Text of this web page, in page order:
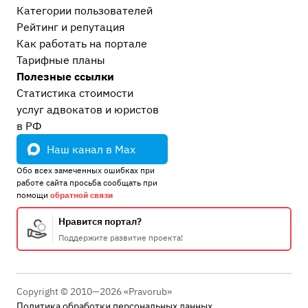
Должностные преступления (коррупция)
Моральный вред, авторское право, реабилитация
Реабилитация жертв незаконного уголовного
преследования
Моральный вред и деловая репутация
Авторское право и интеллектуальная
собственность 1
Административные дела
Прочие административные дела
ГИБДД, ПДД, ДТП 3
Процессуальные вопросы и документы
Уголовный процесс
Гражданский и арбитражный процесс
Административный процесс 1
Исполнение приговора и УДО
Категории пользователей
Рейтинг и репутация
Как работать на портале
Тарифные планы
Полезные ссылки
Статистика стоимости
услуг адвокатов и юристов
в РФ
Наш канал в Max
Обо всех замеченных ошибках при
работе сайта просьба сообщать при
помощи обратной связи
Нравится портал?
Поддержите развитие проекта!
Copyright © 2010—2026 «Pravorub»